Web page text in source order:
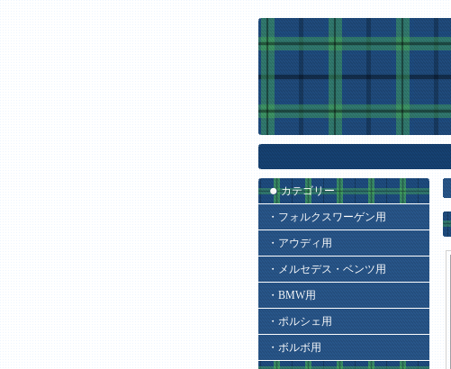
カテゴリー
・フォルクスワーゲン用
・アウディ用
・メルセデス・ベンツ用
・BMW用
・ポルシェ用
・ボルボ用